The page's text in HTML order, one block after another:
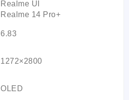
Realme UI
Realme 14 Pro+
6.83
1272×2800
OLED